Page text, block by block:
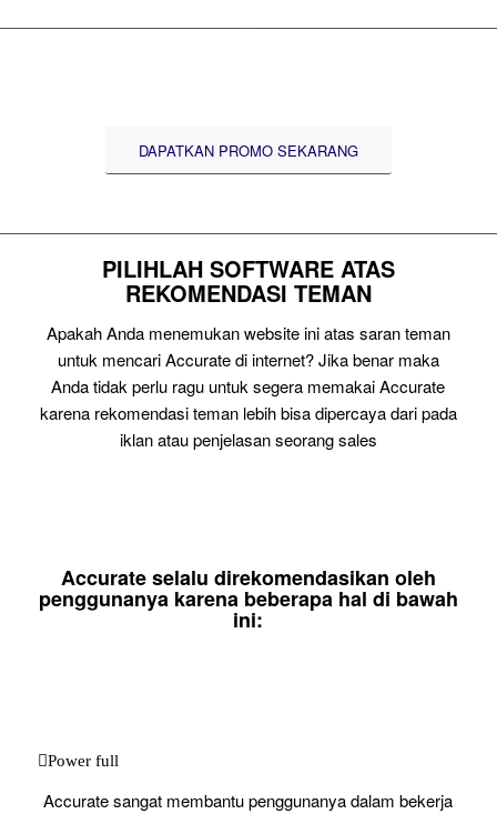
DAPATKAN PROMO SEKARANG
PILIHLAH SOFTWARE ATAS
REKOMENDASI TEMAN
Apakah Anda menemukan website ini atas saran teman
untuk mencari Accurate di internet? Jika benar maka
Anda tidak perlu ragu untuk segera memakai Accurate
karena rekomendasi teman lebih bisa dipercaya dari pada
iklan atau penjelasan seorang sales
Accurate selalu direkomendasikan oleh
penggunanya karena beberapa hal di bawah
ini:
Power full
Accurate sangat membantu penggunanya dalam bekerja